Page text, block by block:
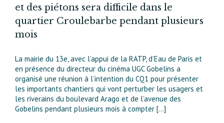
et des piétons sera difficile dans le
quartier Croulebarbe pendant plusieurs
mois
La mairie du 13e, avec l’appui de la RATP, d’Eau de Paris et
en présence du directeur du cinéma UGC Gobelins a
organisé une réunion à l’intention du CQ1 pour présenter
les importants chantiers qui vont perturber les usagers et
les riverains du boulevard Arago et de l’avenue des
Gobelins pendant plusieurs mois à compter [...]